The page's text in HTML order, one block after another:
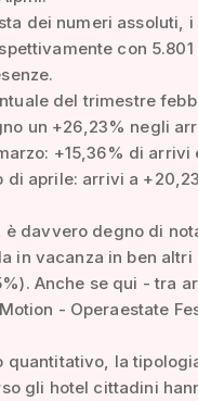
dei numeri assoluti, i
con 5.801
del trimestre
un +26,23% negli
+15,36% di arrivi
di aprile: arrivi a
davvero degno di
in vacanza in ben altri
Anche se qui - tra
- Operaestate
la
gli hotel cittadini